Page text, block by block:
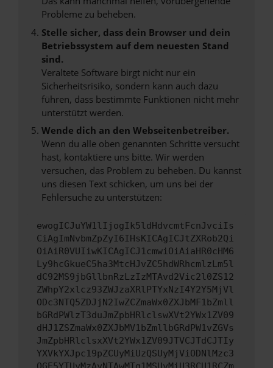
Probleme zu beheben.
Stelle sicher, dass dein Browser und dein
Betriebssystem auf dem neuesten Stand
sind.
Veraltete Software birgt nicht nur ein
Sicherheitsrisiko, sondern kann auch dazu
führen, dass bestimmte Funktionen nicht mehr
unterstützt werden.
Wende dich an den Webseitenbetreiber.
Wenn du alle oben genannten Schritte versucht
hast, kontaktiere uns bitte. Wir werden
versuchen, das Problem zu beheben. Du kannst
uns diesen Text schicken, um uns bei der
Fehlersuche zu unterstützen:
ewogICJuYW1lIjogIk5ldHdvcmtFcnJvciIs
CiAgImNvbmZpZyI6IHsKICAgICJtZXRob2Qi
OiAiR0VUIiwKICAgICJ1cmwiOiAiaHR0cHM6
Ly9hcGkueC5ha3MtcHJvZC5hdWRhcmlzLm5l
dC92MS9jbGllbnRzLzIzMTAvd2Vic2l0ZS12
ZWhpY2xlcz93ZWJzaXRlPTYxNzI4Y2Y5MjVl
ODc3NTQ5ZDJjN2IwZCZmaWx0ZXJbMF1bZmll
bGRdPWlzT3duJmZpbHRlclswXVt2YWx1ZV09
dHJ1ZSZmaWx0ZXJbMV1bZmllbGRdPW1vZGVs
JmZpbHRlclsxXVt2YWx1ZV09JTVCJTdCJTIy
YXVkYXJpc19pZCUyMiUzQSUyMjViODNlMzc3